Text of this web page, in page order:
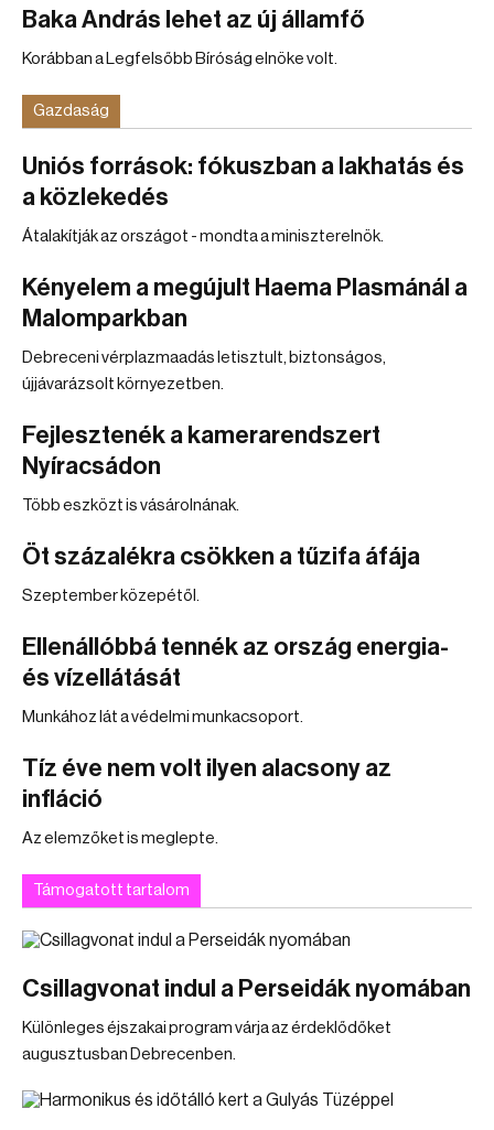
Baka András lehet az új államfő
Korábban a Legfelsőbb Bíróság elnöke volt.
Gazdaság
Uniós források: fókuszban a lakhatás és
a közlekedés
Átalakítják az országot - mondta a miniszterelnök.
Kényelem a megújult Haema Plasmánál a
Malomparkban
Debreceni vérplazmaadás letisztult, biztonságos,
újjávarázsolt környezetben.
Fejlesztenék a kamerarendszert
Nyíracsádon
Több eszközt is vásárolnának.
Öt százalékra csökken a tűzifa áfája
Szeptember közepétől.
Ellenállóbbá tennék az ország energia-
és vízellátását
Munkához lát a védelmi munkacsoport.
Tíz éve nem volt ilyen alacsony az
infláció
Az elemzőket is meglepte.
Támogatott tartalom
Csillagvonat indul a Perseidák nyomában
Különleges éjszakai program várja az érdeklődőket
augusztusban Debrecenben.